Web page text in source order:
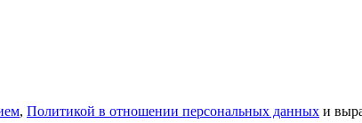
, Политикой в отношении персональных данных и